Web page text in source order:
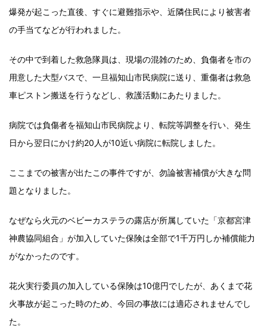
爆発が起こった直後、すぐに避難指示や、近隣住民により被害者
の手当てなどが行われました。
その中で到着した救急隊員は、現場の混雑のため、負傷者を市の
用意した大型バスで、一旦福知山市民病院に送り、重傷者は救急
車ピストン搬送を行うなどし、救護活動にあたりました。
病院では負傷者を福知山市民病院より、転院等調整を行い、発生
日から翌日にかけ約20人が10近い病院に転院しました。
ここまでの被害が出たこの事件ですが、勿論被害補償が大きな問
題となりました。
なぜなら火元のベビーカステラの露店が所属していた「京都宮津
神農協同組合」が加入していた保険は全部で1千万円しか補償能力
がなかったのです。
花火実行委員の加入している保険は10億円でしたが、あくまで花
火事故が起こった時のため、今回の事故には適応されませんでし
た。